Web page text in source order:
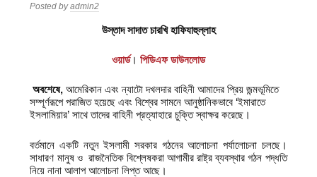
Posted byadmin2
উস্তাদ সাদাত চারখি হাফিযাহুল্লাহ
ওয়ার্ড। পিডিএফ ডাউনলোড
অবশেষে, আমেরিকান এবং ন্যাটো দখলদার বাহিনী আমাদের প্রিয় জন্মভূমিতে
সম্পূর্ণরূপে পরাজিত হয়েছে এবং বিশ্বের সামনে আনুষ্ঠানিকভাবে ‘ইমারাতে
ইসলামিয়ার’ সাথে তাদের বাহিনী প্রত্যাহারে চুক্তি স্বাক্ষর করেছে।
বর্তমানে একটি নতুন ইসলামী সরকার গঠনের আলোচনা পর্যালোচনা চলছে।
সাধারণ মানুষ ও রাজনৈতিক বিশ্লেষকরা আগামীর রাষ্ট্র ব্যবস্থার গঠন পদ্ধতি
নিয়ে নানা আলাপ আলোচনা লিপ্ত আছে।